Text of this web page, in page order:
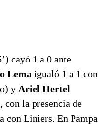
cayó 1 a 0 ante
Lema igualó 1 a 1 con
y Ariel Hertel
con la presencia de
con Liniers. En Pampa